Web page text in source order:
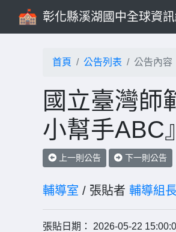
彰化縣溪湖國中全球資訊
首頁 公告列表 公告內容
國立臺灣師
小幫手ABC
上一則公告 下一則公告
輔導室 / 張貼者 輔導組長
張貼日期： 2026-05-22